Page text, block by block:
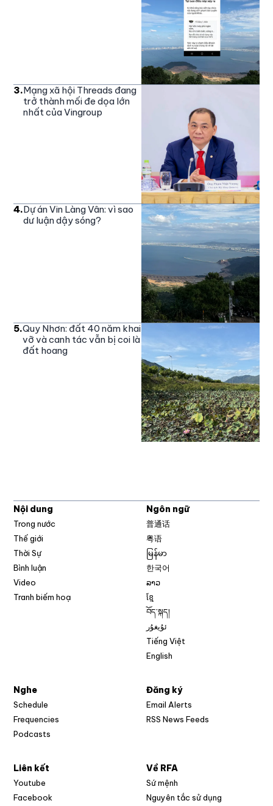
3.Mạng xã hội Threads đang
trở thành mối đe dọa lớn
nhất của Vingroup
4.Dự án Vin Làng Vân: vì sao
dư luận dậy sóng?
5.Quy Nhơn: đất 40 năm khai
vỡ và canh tác vẫn bị coi là
đất hoang
Nội dung
Trong nước
Thế giới
Thời Sự
Bình luận
Video
Tranh biếm hoạ
Ngôn ngữ
普通话
粤语
မြန်မာ
한국어
ລາວ
ខ្មែ
བོད་སྐད།
ئۇيغۇر
Tiếng Việt
English
Nghe
Schedule
Frequencies
Podcasts
Đăng ký
Email Alerts
RSS News Feeds
Liên kết
Youtube
Facebook
Về RFA
Sứ mệnh
Nguyên tắc sử dụng